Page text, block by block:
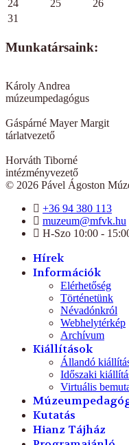
24
25 26
31
Munkatársaink:
Károly Andrea
múzeumpedagógus
Gáspárné Mayer Margit
tárlatvezető
Horváth Tiborné
intézményvezető
© 2026 Pável Ágoston
+36 94 380 113
muzeum@mfvk.hu
H-Szo 10:00 -
Hírek
Információk
Elérhetőség
Történetünk
Névadónkról
Webhelytérkép
Archívum
Kiállítások
Állandó
Időszaki
Virtuális
Kutatás
Hianz Tájház